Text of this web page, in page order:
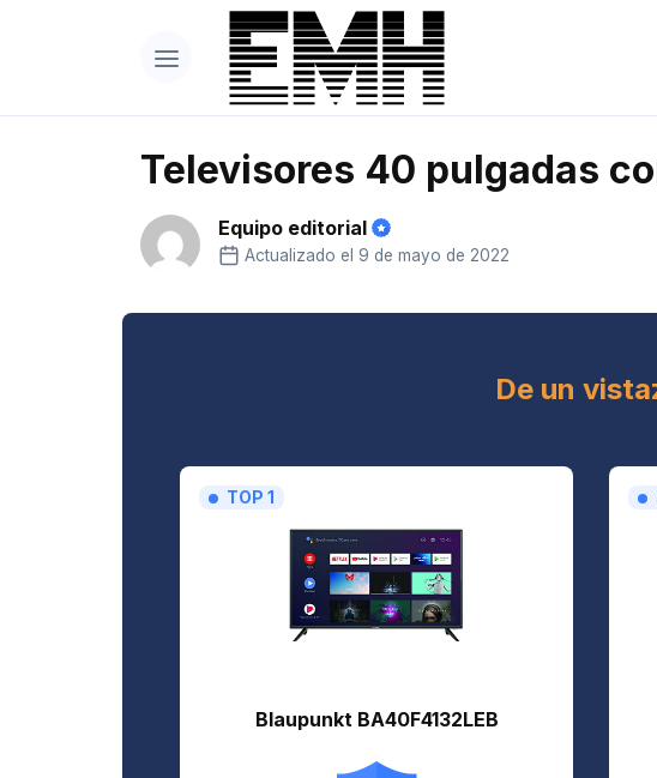
Televisores 40 pulgadas
Equipo editorial
Actualizado el 9 de mayo de 2022
De un
TOP 1
Blaupunkt BA40F4132LEB